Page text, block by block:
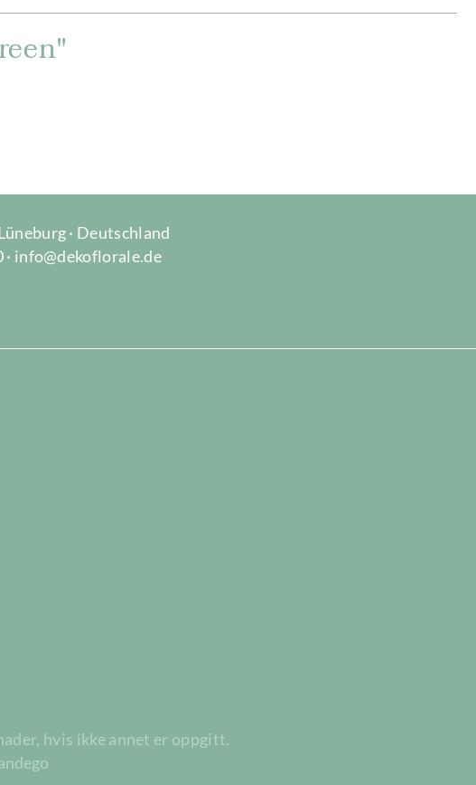
· Deutschland
· info@dekoflorale.de
hvis ikke annet er oppgitt.